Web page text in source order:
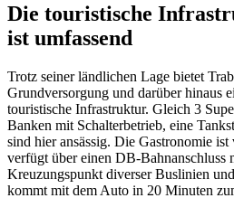
Die touristische
ist umfassend
Trotz seiner ländlichen Lage bietet
Grundversorgung und darüber hinaus
touristische Infrastruktur. Gleich 3
Banken mit Schalterbetrieb, eine
sind hier ansässig. Die Gastronomie
verfügt über einen DB-Bahnanschluss
Kreuzungspunkt diverser Buslinien
kommt mit dem Auto in 20 Minuten